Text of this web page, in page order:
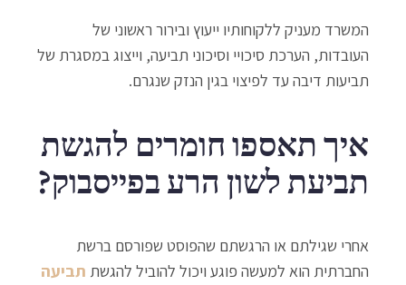
המשרד מעניק ללקוחותיו ייעוץ ובירור ראשוני של
העובדות, הערכת סיכויי וסיכוני תביעה, וייצוג במסגרת של
תביעות דיבה עד לפיצוי בגין הנזק שנגרם.
איך תאספו חומרים להגשת
תביעת לשון הרע בפייסבוק?
אחרי שגילתם או הרגשתם שהפוסט שפורסם ברשת
החברתית הוא למעשה פוגע ויכול להוביל להגשת תביעה